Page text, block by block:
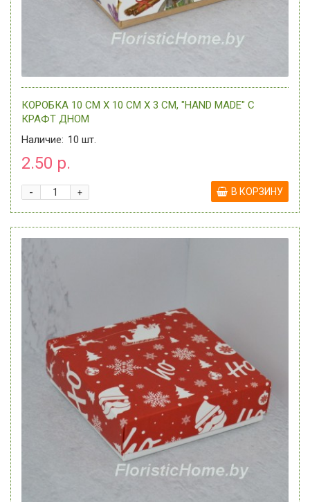
КОРОБКА 10 СМ Х 10 СМ Х 3 СМ, "HAND MADE" C
КРАФТ ДНОМ
Наличие: 10 шт.
2.50 р.
+
- В КОРЗИНУ